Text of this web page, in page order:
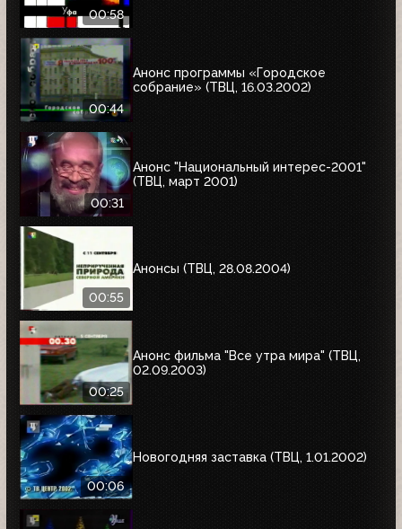
00:58
00:44
Анонс программы «Городское
собрание» (ТВЦ, 16.03.2002)
00:31
Анонс "Национальный интерес-2001"
(ТВЦ, март 2001)
00:55
Анонсы (ТВЦ, 28.08.2004)
00:25
Анонс фильма "Все утра мира" (ТВЦ,
02.09.2003)
00:06
Новогодняя заставка (ТВЦ, 1.01.2002)